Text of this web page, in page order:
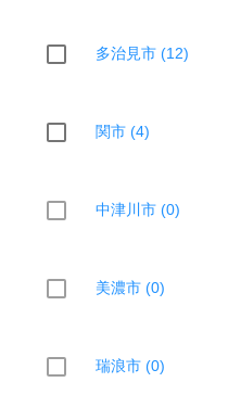
多治見市 (12)
関市 (4)
中津川市 (0)
美濃市 (0)
瑞浪市 (0)